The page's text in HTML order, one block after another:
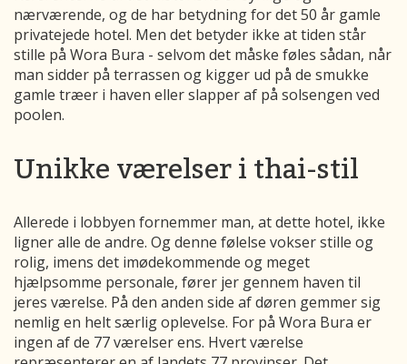
nærværende, og de har betydning for det 50 år gamle
privatejede hotel. Men det betyder ikke at tiden står
stille på Wora Bura - selvom det måske føles sådan, når
man sidder på terrassen og kigger ud på de smukke
gamle træer i haven eller slapper af på solsengen ved
poolen.
Unikke værelser i thai-stil
Allerede i lobbyen fornemmer man, at dette hotel, ikke
ligner alle de andre. Og denne følelse vokser stille og
rolig, imens det imødekommende og meget
hjælpsomme personale, fører jer gennem haven til
jeres værelse. På den anden side af døren gemmer sig
nemlig en helt særlig oplevelse. For på Wora Bura er
ingen af de 77 værelser ens. Hvert værelse